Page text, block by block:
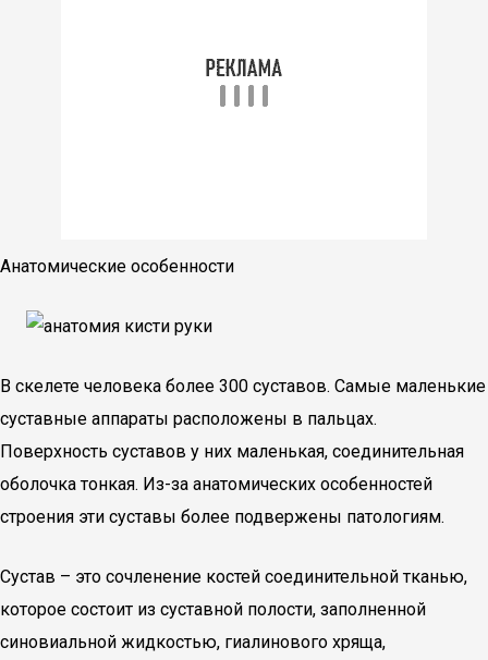
Анатомические особенности
В скелете человека более 300 суставов. Самые маленькие
суставные аппараты расположены в пальцах.
Поверхность суставов у них маленькая, соединительная
оболочка тонкая. Из-за анатомических особенностей
строения эти суставы более подвержены патологиям.
Сустав – это сочленение костей соединительной тканью,
которое состоит из суставной полости, заполненной
синовиальной жидкостью, гиалинового хряща,